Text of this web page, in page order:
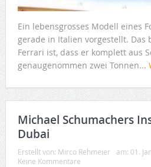
Ein lebensgrosses Modell eines
gerade in Italien vorgestellt. Das
Ferrari ist, dass er komplett aus
genaugenommen zwei Tonnen...
Michael Schumachers
Dubai
Erstellt von: Mirco Rehmeier am: 01.
Keine Kommentare